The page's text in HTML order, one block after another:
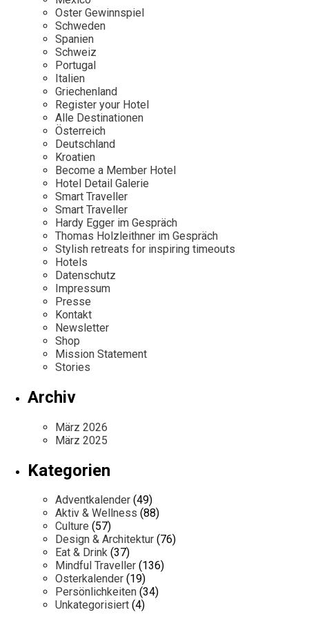
Mexico
Niederlande
Österreich
Portugal
Schweden
Spanien
Schweiz
Persönlichkeiten
Our Story
Career
Kontakt
Impressum
Oster Gewinnspiel
Schweden
Spanien
Schweiz
Portugal
Italien
Griechenland
Register your Hotel
Alle Destinationen
Österreich
Deutschland
Kroatien
Become a Member Hotel
Hotel Detail Galerie
Smart Traveller
Smart Traveller
Hardy Egger im Gespräch
Thomas Holzleithner im Gespräch
Stylish retreats for inspiring timeouts
Hotels
Datenschutz
Impressum
Presse
Kontakt
Newsletter
Shop
Mission Statement
Stories
Archiv
März 2026
März 2025
Kategorien
Adventkalender (49)
Aktiv & Wellness (88)
Culture (57)
Design & Architektur (76)
Eat & Drink (37)
Mindful Traveller (136)
Osterkalender (19)
Persönlichkeiten (34)
Unkategorisiert (4)